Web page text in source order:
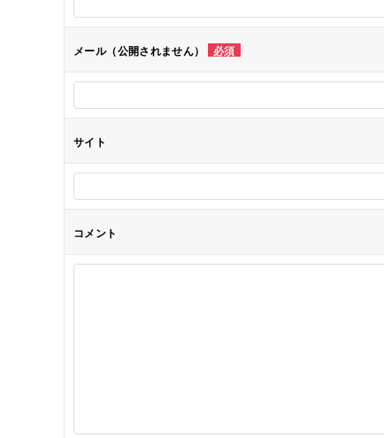
シ
ョ
メール（公開されません） 必須
サイト
コメント